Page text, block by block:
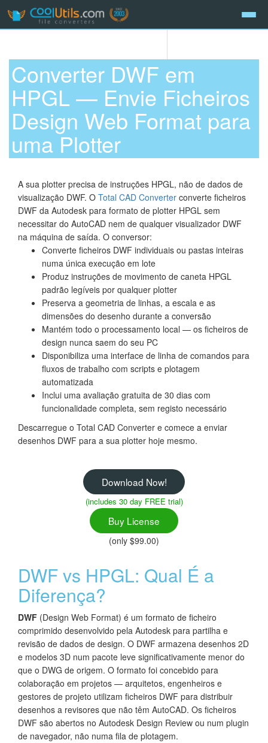
Converter DWF em
HPGL — Envie Ficheiros
Design Web Format para
uma Plotter
A sua plotter precisa de instruções HPGL, não de dados de
visualização DWF. O Total CAD Converter converte ficheiros
DWF da Autodesk para formato de plotter HPGL sem
necessitar do AutoCAD nem de qualquer visualizador DWF
na máquina de saída. O conversor:
Converte ficheiros DWF individuais ou pastas inteiras
numa única execução em lote
Produz instruções de movimento de caneta HPGL
padrão legíveis por qualquer plotter
Preserva a geometria de linhas, a escala e as
dimensões do desenho durante a conversão
Mantém todo o processamento local — os ficheiros de
design nunca saem do seu PC
Disponibiliza uma interface de linha de comandos para
fluxos de trabalho com scripts e plotagem
automatizada
Inclui uma avaliação gratuita de 30 dias com
funcionalidade completa, sem registo necessário
Descarregue o Total CAD Converter e comece a enviar
desenhos DWF para a sua plotter hoje mesmo.
Download Now!
(includes 30 day FREE trial)
Buy License
(only $99.00)
DWF vs HPGL: Qual É a
Diferença?
DWF (Design Web Format) é um formato de ficheiro
comprimido desenvolvido pela Autodesk para partilha e
revisão de dados de design. O DWF armazena desenhos 2D
e modelos 3D num pacote leve significativamente menor do
que o DWG de origem. O formato foi concebido para
colaboração em projetos — arquitetos, engenheiros e
gestores de projeto utilizam ficheiros DWF para distribuir
desenhos a revisores que não têm AutoCAD. Os ficheiros
DWF são abertos no Autodesk Design Review ou num plugin
de navegador, não numa fila de plotagem.